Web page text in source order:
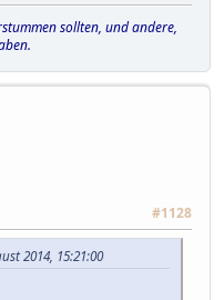
sollten, und andere,
#1128
2014, 15:21:00